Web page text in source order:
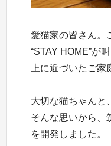
愛猫家の皆さん。
“STAY HOME”が
上に近づいたご家
大切な猫ちゃんと
そんな思いから、
を開発しました。